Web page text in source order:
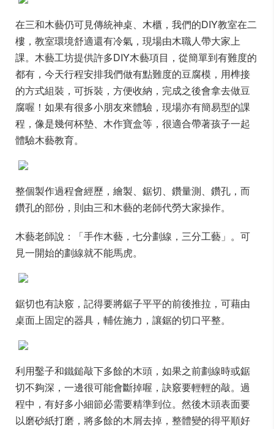
在三和木藝仍可見傳統神桌、木櫃，我們的DIY教室在二
樓，教室環境舒適還有冷氣，現場由木職人帶大家上
課。木藝工坊提供許多DIY木藝項目，從簡單到有難度的
都有， 今天行程安排我們做有點難度的豆腐模，用榫接
的方式組裝，可拆裝，方便收納，完成之後會拿去做豆
腐喔！如果有很多小朋友來體驗，現場亦有簡易型的課
程，像是幾何杯墊、木作寶盒等，很適合帶著孩子一起
體驗木藝教育。
整個製作過程會經歷，繪製、鋸切、鑽量測、鑽孔，而
鑽孔的部份，則由三和木藝的老師代勞大家操作。
木藝老師說：「手作木藝，七分劃線，三分工藝」。可
見一開始的劃線就不能馬虎。
鋸切也有訣竅，記得要將鋸子平平的前後推拉，可藉由
桌面上固定的器具，輔佐施力，讓鋸的切口平整。
利用鑿子和鐵鎚敲下多餘的木頭，如果之前劃線時或鋸
切不夠深，一邊很可能會斷掉喔，訣竅要輕輕的敲。過
程中，有好多小細節必需要精準到位。然後木頭表面要
以磨砂紙打磨，將多餘的木屑去掉，整體變的得平順好